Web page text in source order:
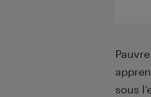
sous